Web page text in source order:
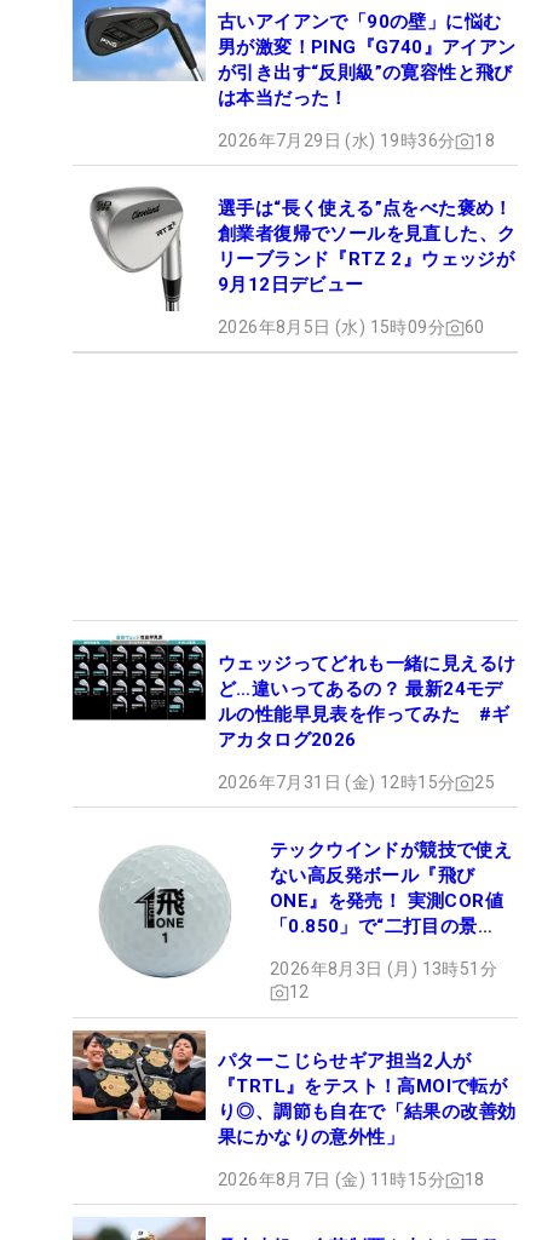
古いアイアンで「90の壁」に悩む
男が激変！PING『G740』アイアン
が引き出す“反則級”の寛容性と飛び
は本当だった！
2026年7月29日 (水) 19時36分 18
選手は“長く使える”点をべた褒め！
創業者復帰でソールを見直した、ク
リーブランド『RTZ 2』ウェッジが
9月12日デビュー
2026年8月5日 (水) 15時09分 60
ウェッジってどれも一緒に見えるけ
ど…違いってあるの？ 最新24モデ
ルの性能早見表を作ってみた #ギ
アカタログ2026
2026年7月31日 (金) 12時15分 25
テックウインドが競技で使え
ない高反発ボール『飛び
ONE』を発売！ 実測COR値
「0.850」で“二打目の景
2026年8月3日 (月) 13時51分
12
パターこじらせギア担当2人が
『TRTL』をテスト！高MOIで転が
り◎、調節も自在で「結果の改善効
果にかなりの意外性」
2026年8月7日 (金) 11時15分 18